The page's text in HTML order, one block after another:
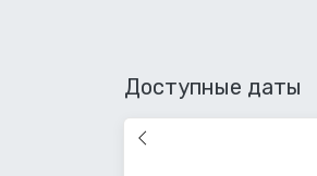
Доступные даты